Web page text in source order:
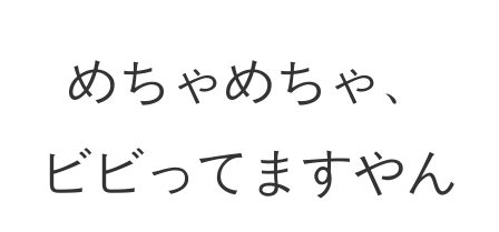
めちゃめちゃ、
ビビってますやん